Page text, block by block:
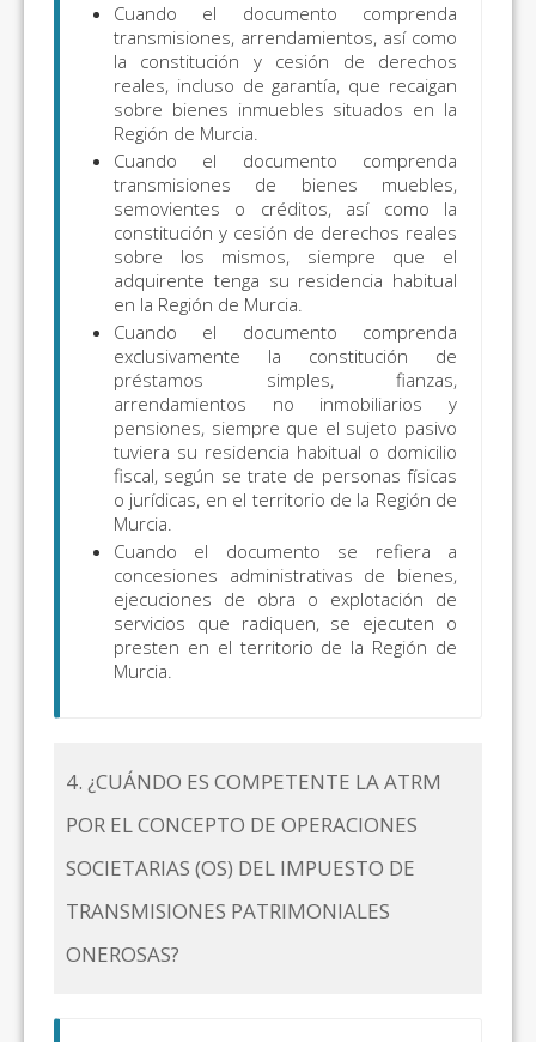
Cuando el documento comprenda
transmisiones, arrendamientos, así como
la constitución y cesión de derechos
reales, incluso de garantía, que recaigan
sobre bienes inmuebles situados en la
Región de Murcia.
Cuando el documento comprenda
transmisiones de bienes muebles,
semovientes o créditos, así como la
constitución y cesión de derechos reales
sobre los mismos, siempre que el
adquirente tenga su residencia habitual
en la Región de Murcia.
Cuando el documento comprenda
exclusivamente la constitución de
préstamos simples, fianzas,
arrendamientos no inmobiliarios y
pensiones, siempre que el sujeto pasivo
tuviera su residencia habitual o domicilio
fiscal, según se trate de personas físicas
o jurídicas, en el territorio de la Región de
Murcia.
Cuando el documento se refiera a
concesiones administrativas de bienes,
ejecuciones de obra o explotación de
servicios que radiquen, se ejecuten o
presten en el territorio de la Región de
Murcia.
4. ¿CUÁNDO ES COMPETENTE LA ATRM
POR EL CONCEPTO DE OPERACIONES
SOCIETARIAS (OS) DEL IMPUESTO DE
TRANSMISIONES PATRIMONIALES
ONEROSAS?